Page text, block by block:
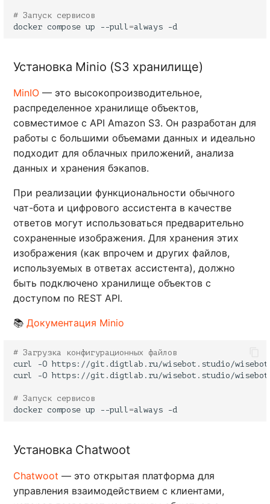
# Запуск сервисов
docker compose up --pull =always
Установка Minio (S3 хранилище)
MinIO — это высокопроизводительное,
распределенное хранилище объектов,
совместимое с API Amazon S3. Он разработан для
работы с большими объемами данных и идеально
подходит для облачных приложений, анализа
данных и хранения бэкапов.
При реализации функциональности обычного
чат-бота и цифрового ассистента в качестве
ответов могут использоваться предварительно
сохраненные изображения. Для хранения этих
изображения (как впрочем и других файлов,
используемых в ответах ассистента), должно
быть подключено хранилище объектов с
доступом по REST API.
📚Документация Minio
# Загрузка конфигурационных файлов
curl
-O
curl
-O
# Запуск сервисов
docker compose up --pull =always
Установка Chatwoot
Chatwoot — это открытая платформа для
управления взаимодействием с клиентами,